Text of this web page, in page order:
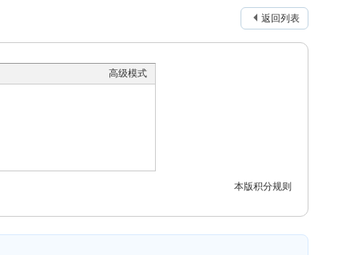
返回列表
高级模式
本版积分规则